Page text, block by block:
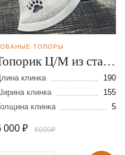
ТОПОРЫ
Ц/М из стали
клинка
190
клинка
155
клинка
5
000 ₽ 6000₽